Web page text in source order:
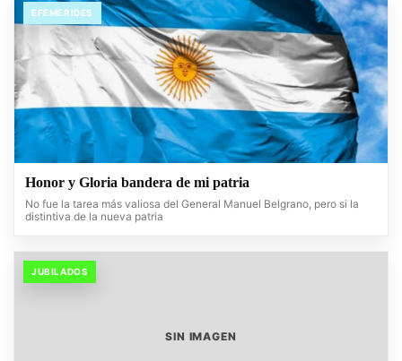
EFEMERIDES
Honor y Gloria bandera de mi patria
No fue la tarea más valiosa del General Manuel Belgrano, pero si la
distintiva de la nueva patria
JUBILADOS
SIN IMAGEN